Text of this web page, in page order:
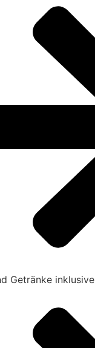
Getränke inklusive